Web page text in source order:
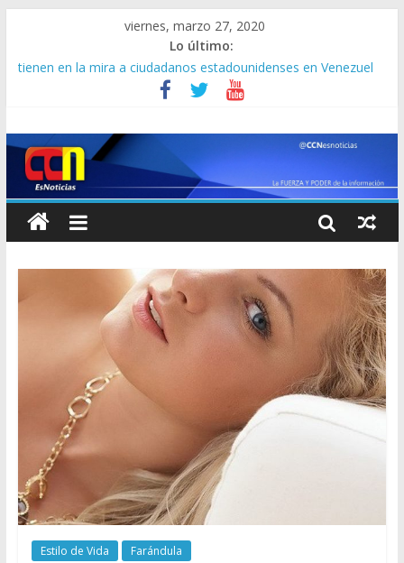
viernes, marzo 27, 2020
Lo último:
Advierte EEUU: Colectivos armados del régimen de Maduro
tienen en la mira a ciudadanos estadounidenses en Venezuel
Lo que dice Jorge Rodríguez sobre la recompensa de 15
[PANDEMIA] Cuatro pasajeros mueren por coronavirus a
bordo del crucero “Zandaam”
Ni los condones se han salvado de la crisis mundial provocada
por el virus chino
Clíver Alcalá se entregó a la DEA en Barranquilla y va rumbo a
New York: prometió que cantará más que Pavarotti
Estilo de Vida Farándula